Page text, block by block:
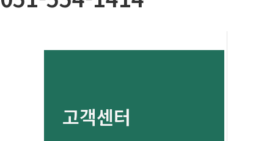
고객센터